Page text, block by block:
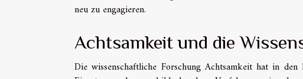
neu zu engagieren.
Achtsamkeit und die
Die wissenschaftliche Forschung Achtsamkeit hat in